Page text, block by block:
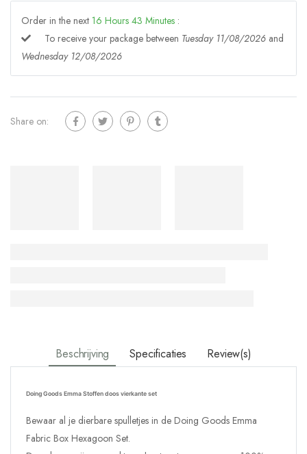
Order in the next 16 Hours 43 Minutes :
To receive your package between Tuesday 11/08/2026 and
Wednesday 12/08/2026
Share on:
Beschrijving Specificaties Review(s)
Doing Goods Emma Stoffen doos vierkante set
Bewaar al je dierbare spulletjes in de Doing Goods Emma
Fabric Box Hexagoon Set.